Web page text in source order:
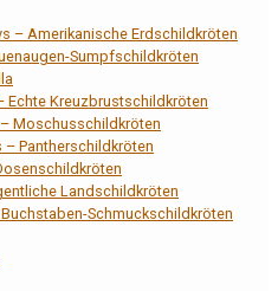
– Amerikanische Erdschildkröten
Sumpfschildkröten
Echte Kreuzbrustschildkröten
Moschusschildkröten
Pantherschildkröten
Landschildkröten
Schmuckschildkröten